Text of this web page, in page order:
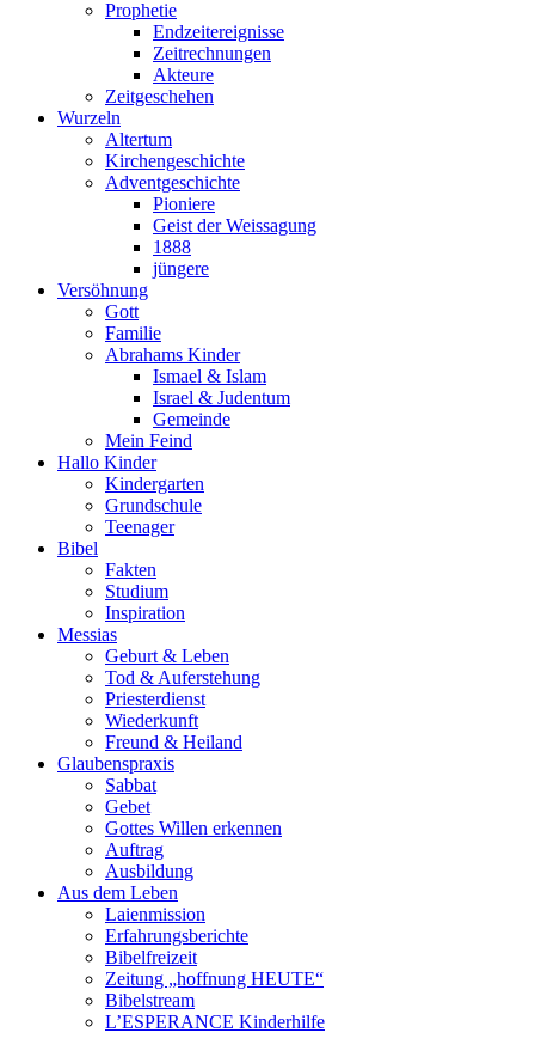
Prophetie
Endzeitereignisse
Zeitrechnungen
Akteure
Zeitgeschehen
Wurzeln
Altertum
Kirchengeschichte
Adventgeschichte
Pioniere
Geist der Weissagung
1888
jüngere
Versöhnung
Gott
Familie
Abrahams Kinder
Ismael & Islam
Israel & Judentum
Gemeinde
Mein Feind
Hallo Kinder
Kindergarten
Grundschule
Teenager
Bibel
Fakten
Studium
Inspiration
Messias
Geburt & Leben
Tod & Auferstehung
Priesterdienst
Wiederkunft
Freund & Heiland
Glaubenspraxis
Sabbat
Gebet
Gottes Willen erkennen
Auftrag
Ausbildung
Aus dem Leben
Laienmission
Erfahrungsberichte
Bibelfreizeit
Zeitung „hoffnung HEUTE“
Bibelstream
L’ESPERANCE Kinderhilfe